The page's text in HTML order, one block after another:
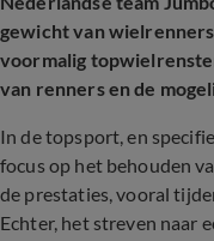
gewicht van
voormalig
van renners en de
In de topsport, en
focus op het behouden
de prestaties, vooral
Echter, het streven naar